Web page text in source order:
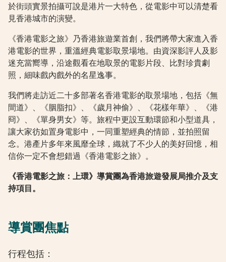
於街頭實景拍攝可說是港片一大特色，從電影中可以清楚看
見香港城市的演變。
《香港電影之旅》乃香港旅遊業首創，我們將帶大家進入香
港電影的世界，重溫經典電影取景場地。由資深影評人及影
迷充當嚮導，沿途觀看在地取景的電影片段、比對珍貴劇
照，細味戲內戲外的名星逸事。
我們將走訪近二十多部著名香港電影的取景場地，包括《無
間道》、《胭脂扣》、《歲月神偷》、《花樣年華》、《港
冏》、《單身男女》等。旅程中更設互動環節和小型道具，
讓大家彷如置身電影中，一同重塑經典的情節，並拍照留
念。港產片多年來風靡全球，織就了不少人的美好回憶，相
信你一定不會想錯過《香港電影之旅》。
《香港電影之旅：上環》導賞團為香港旅遊發展局推介及支
持項目。
導賞團焦點
行程包括：